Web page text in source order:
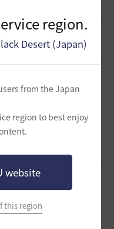
region.
Desert (Japan)
from the Japan
region to best enjoy
website
this region
ルドメンバー募集中！ 初心
ルドボス有・初心者復帰者
間前
の船舶搭乗防止」設定が毎
ド配信者 16 時間前
を目指そう」という